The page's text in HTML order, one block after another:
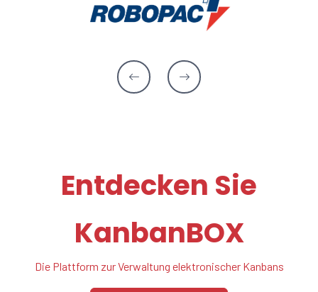
Entdecken Sie
KanbanBOX
Die Plattform zur Verwaltung elektronischer Kanbans